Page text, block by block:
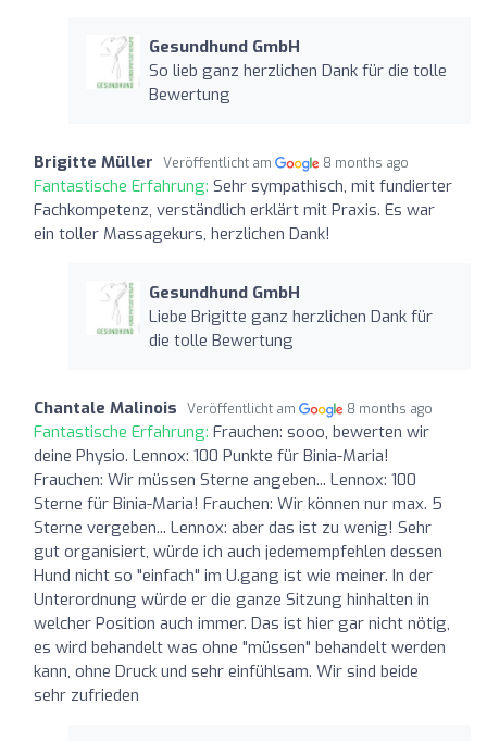
Gesundhund GmbH
So lieb ganz herzlichen Dank für die tolle
Bewertung
Brigitte Müller Veröffentlicht am 8 months ago
Fantastische Erfahrung: Sehr sympathisch, mit fundierter
Fachkompetenz, verständlich erklärt mit Praxis. Es war
ein toller Massagekurs, herzlichen Dank!
Gesundhund GmbH
Liebe Brigitte ganz herzlichen Dank für
die tolle Bewertung
Chantale Malinois Veröffentlicht am 8 months ago
Fantastische Erfahrung: Frauchen: sooo, bewerten wir
deine Physio. Lennox: 100 Punkte für Binia-Maria!
Frauchen: Wir müssen Sterne angeben... Lennox: 100
Sterne für Binia-Maria! Frauchen: Wir können nur max. 5
Sterne vergeben... Lennox: aber das ist zu wenig! Sehr
gut organisiert, würde ich auch jedemempfehlen dessen
Hund nicht so "einfach" im U.gang ist wie meiner. In der
Unterordnung würde er die ganze Sitzung hinhalten in
welcher Position auch immer. Das ist hier gar nicht nötig,
es wird behandelt was ohne "müssen" behandelt werden
kann, ohne Druck und sehr einfühlsam. Wir sind beide
sehr zufrieden